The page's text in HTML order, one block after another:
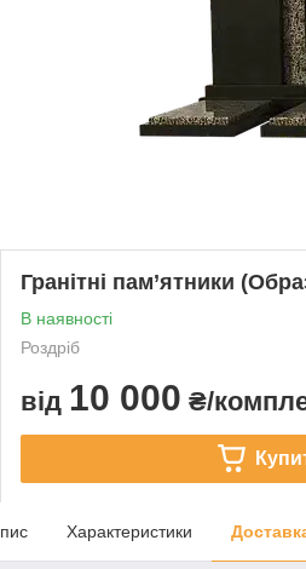
Гранітні пам’ятники
В наявності
Роздріб
від 10 000 ₴/
Характеристики